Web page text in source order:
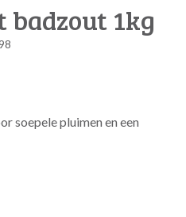
badzout 1kg
soepele pluimen en een